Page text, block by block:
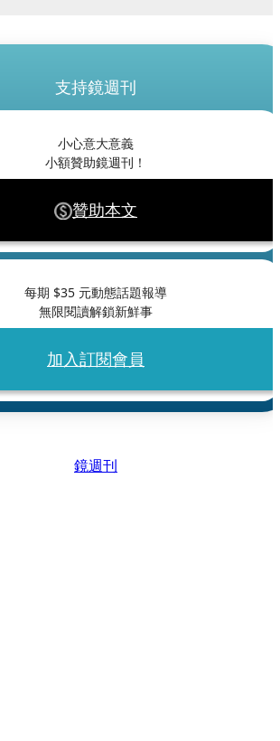
支持鏡週刊
小心意大意義
小額贊助鏡週刊！
贊助本文
每期 $35 元動態話題報導
無限閱讀解鎖新鮮事
加入訂閱會員
鏡週刊